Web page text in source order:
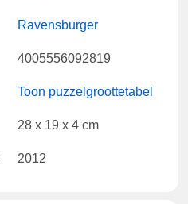
Ravensburger
4005556092819
Toon puzzelgroottetabel
28 x 19 x 4 cm
2012